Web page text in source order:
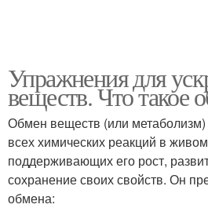
Упражнения для
веществ. Что такое
Обмен веществ (или метаболизм)
всех химических реакций в
поддерживающих его рост,
сохранение своих свойств. Он
обмена: